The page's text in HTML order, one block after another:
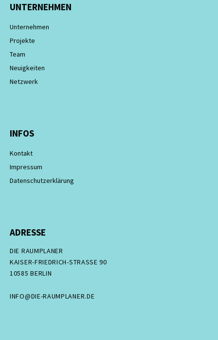
UNTERNEHMEN
Unternehmen
Projekte
Team
Neuigkeiten
Netzwerk
INFOS
Kontakt
Impressum
Datenschutzerklärung
ADRESSE
DIE RAUMPLANER
KAISER-FRIEDRICH-STRASSE 90
10585 BERLIN
INFO@DIE-RAUMPLANER.DE